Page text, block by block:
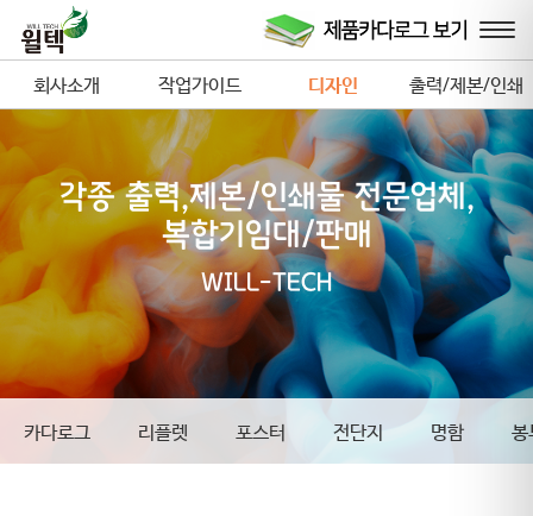
회사소개 작업가이드
디자인
(포트폴리오)
출력/제본/인쇄
각종 출력,제본/인쇄물 전문업체,
복합기임대/판매
WILL-TECH
카다로그 리플렛 포스터 전단지 명함 봉